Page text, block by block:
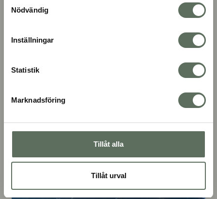
Nödvändig
Inställningar
Statistik
Marknadsföring
Tillåt alla
Tillåt urval
först till de norra delarna.
Rent generellt brukar folk tycka att det är finast ju
längre söderut man kommer – men ärligt talat